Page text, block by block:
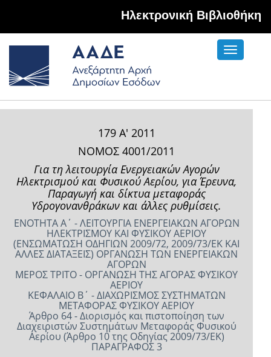
Hλεκτρονική Βιβλιοθήκη
Toggle
179 Α' 2011
ΝΟΜΟΣ 4001/2011
Για τη λειτουργία Ενεργειακών Αγορών
Ηλεκτρισμού και Φυσικού Αερίου, για Έρευνα,
Παραγωγή και δίκτυα μεταφοράς
Υδρογονανθράκων και άλλες ρυθμίσεις.
ΕΝΟΤΗΤΑ Α΄ - ΛΕΙΤΟΥΡΓΙΑ ΕΝΕΡΓΕΙΑΚΩΝ ΑΓΟΡΩΝ
ΗΛΕΚΤΡΙΣΜΟΥ ΚΑΙ ΦΥΣΙΚΟΥ ΑΕΡΙΟΥ
(ΕΝΣΩΜΑΤΩΣΗ ΟΔΗΓΙΩΝ 2009/72, 2009/73/ΕΚ ΚΑΙ
ΑΛΛΕΣ ΔΙΑΤΑΞΕΙΣ) ΟΡΓΑΝΩΣΗ ΤΩΝ ΕΝΕΡΓΕΙΑΚΩΝ
ΑΓΟΡΩΝ
ΜΕΡΟΣ ΤΡΙΤΟ - ΟΡΓΑΝΩΣΗ ΤΗΣ ΑΓΟΡΑΣ ΦΥΣΙΚΟΥ
ΑΕΡΙΟΥ
ΚΕΦΑΛΑΙΟ Β΄ - ΔΙΑΧΩΡΙΣΜΟΣ ΣΥΣΤΗΜΑΤΩΝ
ΜΕΤΑΦΟΡΑΣ ΦΥΣΙΚΟΥ ΑΕΡΙΟΥ
Άρθρο 64 - Διορισμός και πιστοποίηση των
Διαχειριστών Συστημάτων Μεταφοράς Φυσικού
Αερίου (Άρθρο 10 της Οδηγίας 2009/73/ΕΚ)
ΠΑΡΑΓΡΑΦΟΣ 3